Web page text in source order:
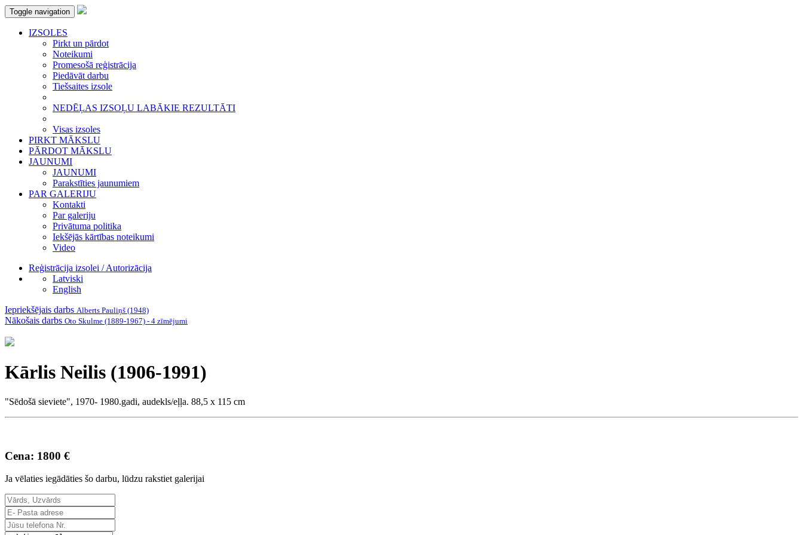
Toggle navigation
IZSOLES
Pirkt un pārdot
Noteikumi
Promesošā reģistrācija
Piedāvāt darbu
Tiešsaites izsole
NEDĒĻAS IZSOĻU LABĀKIE REZULTĀTI
Visas izsoles
PIRKT MĀKSLU
PĀRDOT MĀKSLU
JAUNUMI
JAUNUMI
Parakstīties jaunumiem
PAR GALERIJU
Kontakti
Par galeriju
Privātuma politika
Iekšējās kārtības noteikumi
Video
Reģistrācija izsolei / Autorizācija
Latviski
English
Iepriekšējais darbs Alberts Pauliņš (1948)
Nākošais darbs Oto Skulme (1889-1967) - 4 zīmējumi
Kārlis Neilis (1906-1991)
"Sēdošā sieviete", 1970- 1980.gadi, audekls/eļļa. 88,5 x 115 cm
Cena: 1800 €
Ja vēlaties iegādāties šo darbu, lūdzu rakstiet galerijai